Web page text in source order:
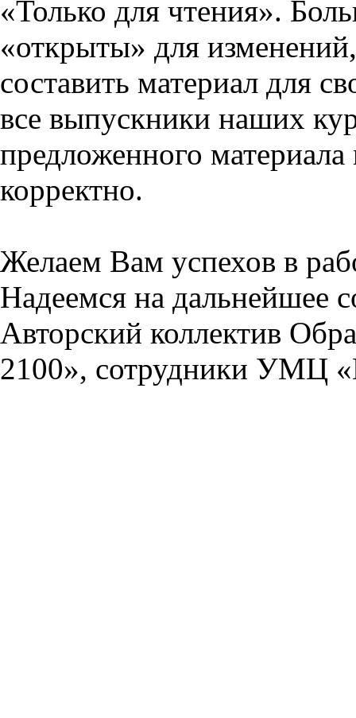
«Только для чтения».
«открыты» для
составить материал для
все выпускники наших
предложенного
корректно.
Желаем Вам успехов в
Надеемся на дальнейшее
Авторский коллектив
2100», сотрудники УМЦ